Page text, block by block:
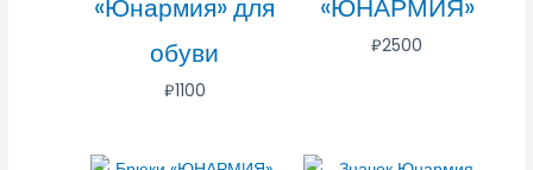
«Юнармия» для
обуви
₽1100
«ЮНАРМИЯ»
₽2500